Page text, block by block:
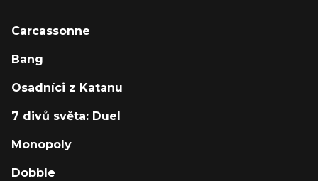
Carcassonne
Bang
Osadníci z Katanu
7 divů světa: Duel
Monopoly
Dobble